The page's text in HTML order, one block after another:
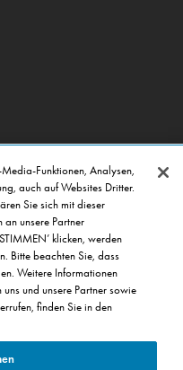
Funktionen, Analysen,
auch auf Websites Dritter.
Sie sich mit dieser
unsere Partner
klicken, werden
Bitte beachten Sie, dass
Weitere Informationen
und unsere Partner sowie
finden Sie in den